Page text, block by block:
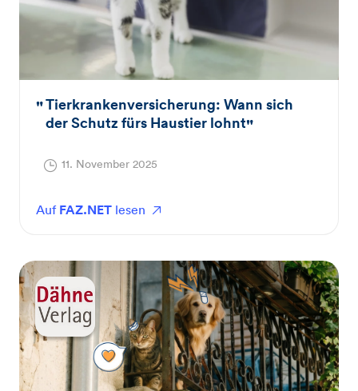
Tierkrankenversicherung: Wann sich
der Schutz fürs Haustier lohnt
11. November 2025
Auf FAZ.NET lesen